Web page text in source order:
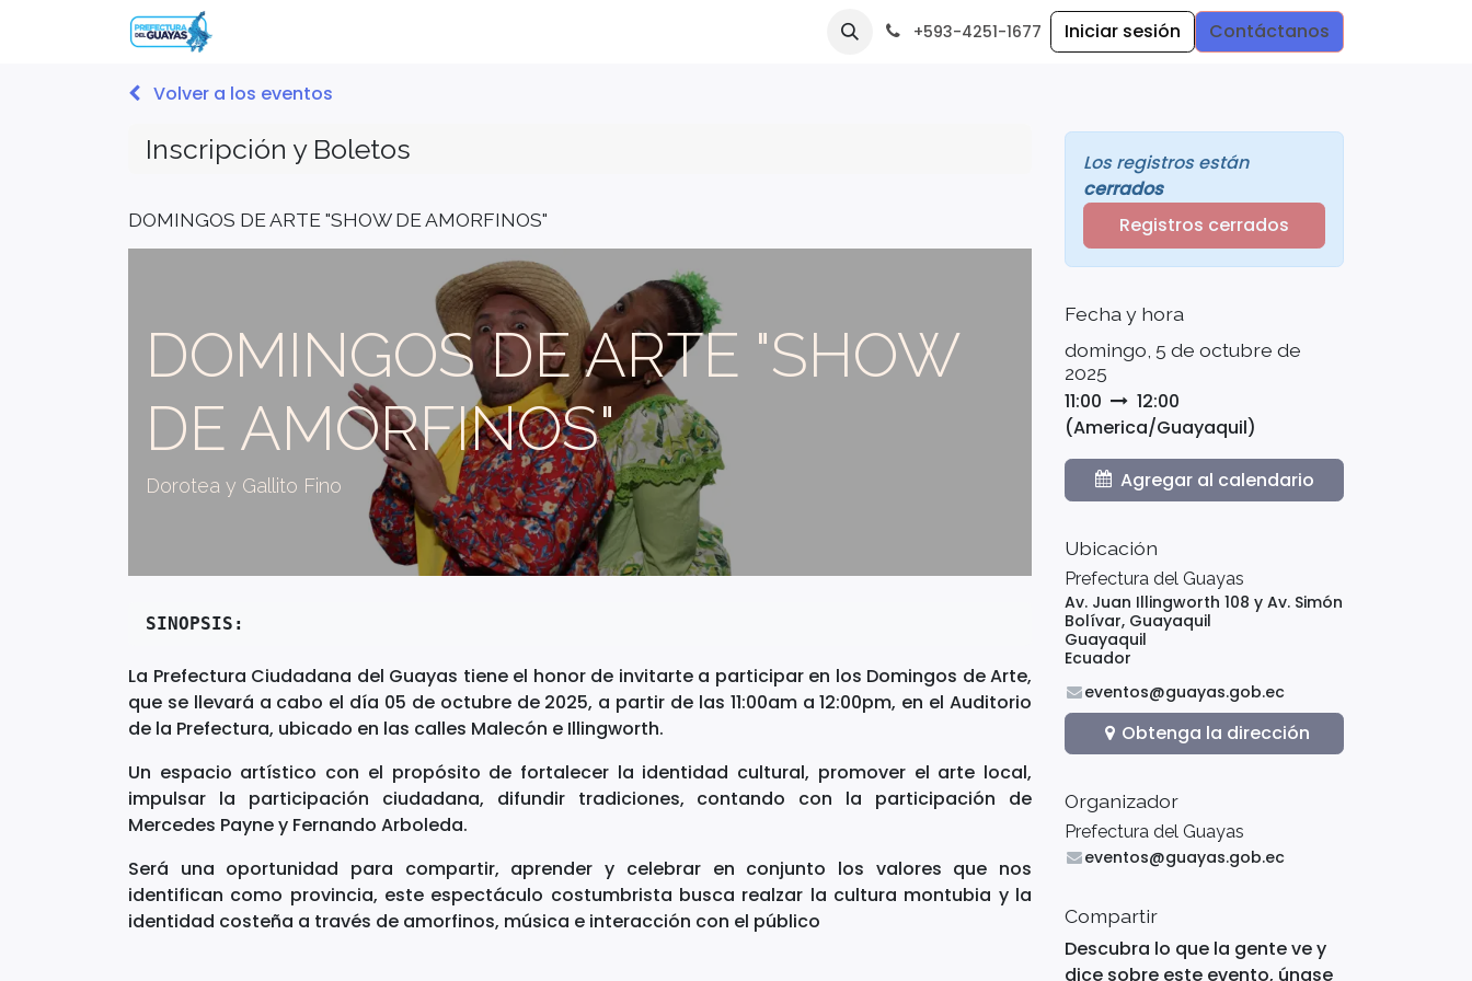
+593-4​251-1677 Iniciar sesión Contáctanos
Volver a los eventos
Inscripción y Boletos
DOMINGOS DE ARTE "SHOW DE AMORFINOS"
DOMINGOS DE ARTE "SHOW
DE AMORFINOS"
Dorotea y Gallito Fino
SINOPSI​S:
La Prefectura Ciudadana del Guayas tiene el honor de invitarte a participar en los Domingos de Arte,
que se llevará a cabo el día 05 de octubre de 2025, a partir de las 11:00am a 12:00pm, en el Auditorio
de la Prefectura, ubicado en las calles Malecón e Illingworth.
Un espacio artístico con el propósito de fortalecer la identidad cultural, promover el arte local,
impulsar la participación ciudadana, difundir tradiciones, contando con la participación de
Mercedes Payne y Fernando Arboleda.
Será una oportunidad para compartir, aprender y celebrar en conjunto los valores que nos
identifican como provincia, este espectáculo costumbrista busca realzar la cultura montubia y la
identidad costeña a través de amorfinos, música e interacción con el público
Los registros están
cerrados
Registros cerrados
Fecha y hora
domingo, 5 de octubre de
2025
11:00
12:00
(America/Guayaquil)
Agregar al calendario
Ubicación
Prefectura del Guayas
Av. Juan Illingworth 108 y Av. Simón
Bolívar, Guayaquil
Guayaquil
Ecuador
eventos@guayas.gob.ec
Obtenga la dirección
Organizador
Prefectura del Guayas
eventos@guayas.gob.ec
Compartir
Descubra lo que la gente ve y
dice sobre este evento, únase